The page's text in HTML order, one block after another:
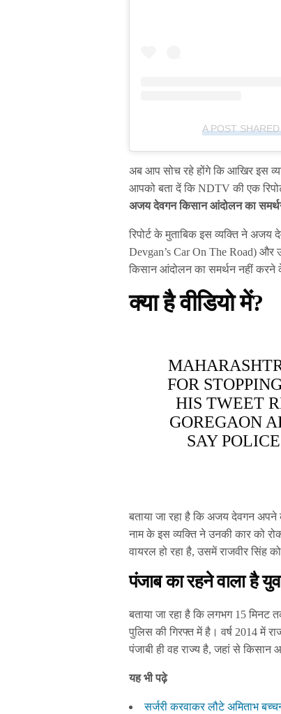
A POST
अब आप सोच रहे होंगे कि आखिर इस
आपको बता दें कि NDTV की एक
अजय देवगन किसान आंदोलन का
रिपोर्ट के मुताबिक इस व्यक्ति ने
Devgan’s Car On The Road)
किसान आंदोलन का समर्थन नहीं करने
क्या है वीडियो में?
FOR
HIS TWEET
GOREGAON
SAY
बताया जा रहा है कि अजय देवगन
नाम के इस व्यक्ति ने उनकी कार को
वायरल हो रहा है, उसमें राजवीर सिंह
पंजाब का रहने वाला है
बताया जा रहा है कि लगभग 15 मिनट
पुलिस की गिरफ्त में है। वर्ष 2014 में
पंजाबी ही वह राज्य है, जहां से
यह भी पढ़े
सर्जरी करवाकर लौटे अमिताभ